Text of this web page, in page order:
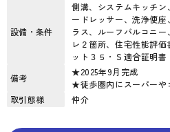
設備・条件
側溝、システムキッチ
ードレッサー、洗浄便
ラス、ルーフバルコニ
レ２箇所、住宅性能評
ット３５・Ｓ適合証明書
備考
★2025年9月完成
★徒歩圏内にスーパーや
取引態様
仲介